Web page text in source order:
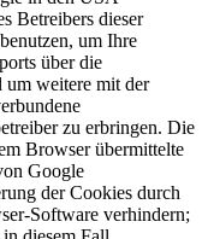
Betreibers dieser
um Ihre
über die
um weitere mit der
zu erbringen. Die
Browser übermittelte
Google
der Cookies durch
Software verhindern;